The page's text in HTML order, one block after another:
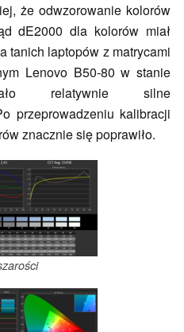
że odwzorowanie kolorów
dE2000 dla kolorów miał
tanich laptopów z matrycami
Lenovo B50-80 w stanie
relatywnie silne
przeprowadzeniu kalibracji
znacznie się poprawiło.